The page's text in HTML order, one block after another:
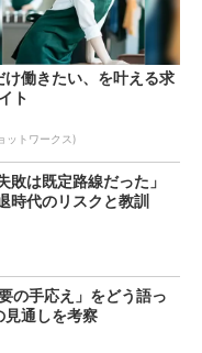
け働きたい、を叶える求
ト
ットワークス)
敗は既定路線だった」
時代のリスクと教訓
の手応え」をどう語っ
通しを考察